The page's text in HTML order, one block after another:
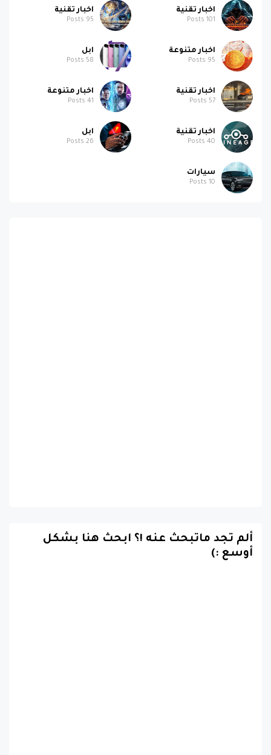
اخبار تقنية
101
اخبار تقنية
95
اخبار متنوعة
95
ابل
58
اخبار تقنية
57
اخبار متنوعة
41
اخبار تقنية
40
ابل
26
سيارات
10
ألم تجد ماتبحث عنه !؟ ابحث هنا بشكل
أوسع :)